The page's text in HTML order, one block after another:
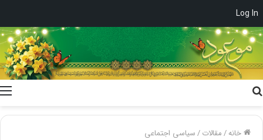
Log In
خانه/مقالات/سیاسی اجتماعی